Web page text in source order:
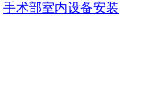
手术部室内设备安装